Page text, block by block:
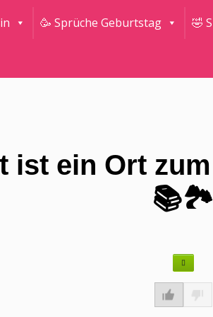
🥳 Sprüche Geburtstag 🤣
ist ein Ort
📚🏞️